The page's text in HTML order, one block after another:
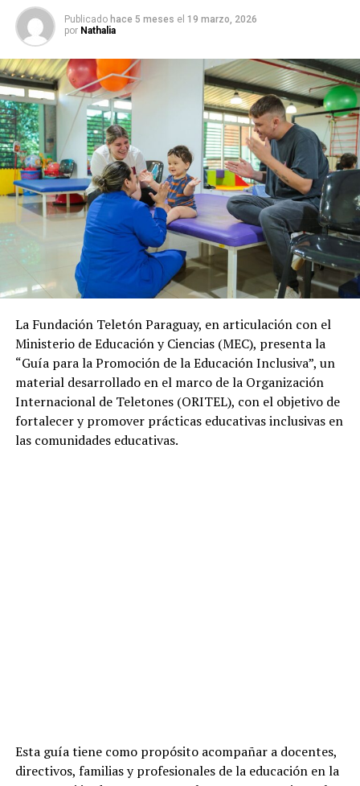
Publicado hace 5 meses el 19 marzo, 2026
por Nathalia
La Fundación Teletón Paraguay, en articulación con el
Ministerio de Educación y Ciencias (MEC), presenta la
“Guía para la Promoción de la Educación Inclusiva”, un
material desarrollado en el marco de la Organización
Internacional de Teletones (ORITEL), con el objetivo de
fortalecer y promover prácticas educativas inclusivas en
las comunidades educativas.
Esta guía tiene como propósito acompañar a docentes,
directivos, familias y profesionales de la educación en la